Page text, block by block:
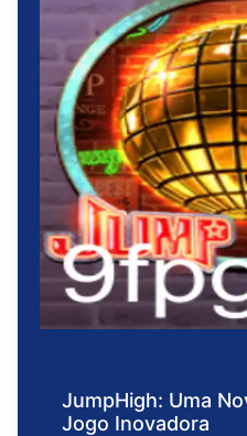
JumpHigh: Uma
Jogo Inovadora